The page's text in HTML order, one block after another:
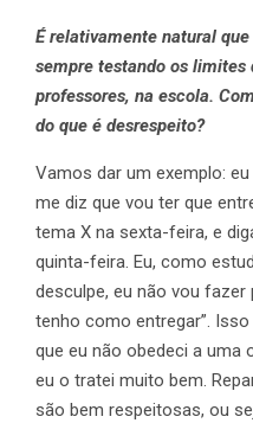
É relativamente natural
sempre testando os limites
professores, na escola.
do que é desrespeito?
Vamos dar um exemplo:
me diz que vou ter que
tema X na sexta-feira, e
quinta-feira. Eu, como
desculpe, eu não vou
tenho como entregar”.
que eu não obedeci a uma
eu o tratei muito bem.
são bem respeitosas, ou